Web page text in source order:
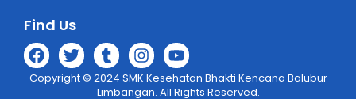
Find Us
Copyright © 2024 SMK Kesehatan Bhakti Kencana Balubur
Limbangan. All Rights Reserved.